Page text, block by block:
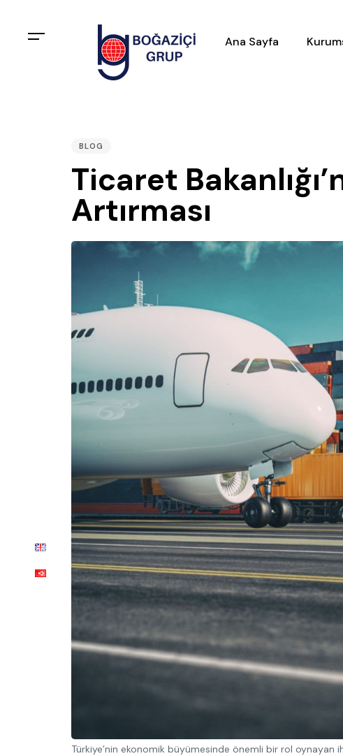
Ana Sayfa
BLOG
Ticaret
Artırması
Türkiye’nin ekonomik büyümesinde önemli bir rol